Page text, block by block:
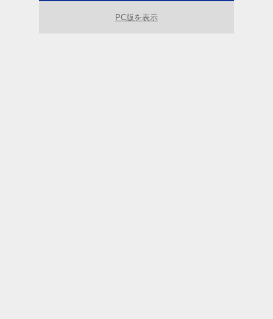
PC版を表示